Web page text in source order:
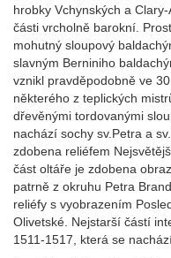
hrobky Vchynských a
části vrcholně barokní.
mohutný sloupový
slavným Berniniho
vznikl pravděpodobně ve
některého z teplických
dřevěnými tordovanými
nachází sochy sv.Petra a
zdobena reliéfem
část oltáře je zdobena
patrně z okruhu Petra
reliéfy s vyobrazením
Olivetské. Nejstarší částí
1511-1517, která se